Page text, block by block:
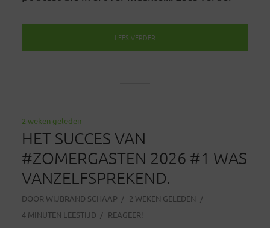
LEES VERDER
2 weken geleden
HET SUCCES VAN
#ZOMERGASTEN 2026 #1 WAS
VANZELFSPREKEND.
DOOR WIJBRAND SCHAAP
2 WEKEN GELEDEN
4 MINUTEN LEESTIJD
REAGEER!